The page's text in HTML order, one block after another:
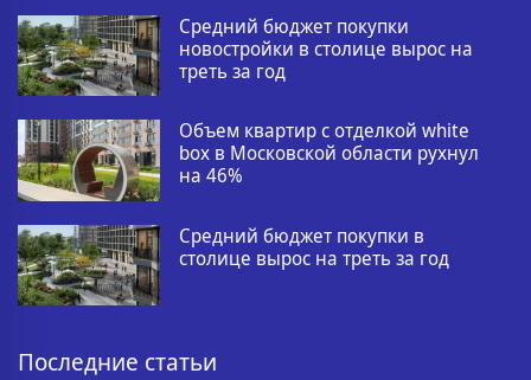
Средний бюджет покупки
новостройки в столице вырос на
треть за год
Объем квартир с отделкой white
box в Московской области рухнул
на 46%
Средний бюджет покупки в
столице вырос на треть за год
Последние статьи